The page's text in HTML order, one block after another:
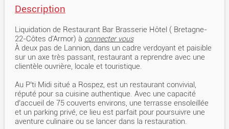
Description
Liquidation de Restaurant Bar Brasserie Hôtel ( Bretagne-
22-Côtes d'Armor) à connecter vous
À deux pas de Lannion, dans un cadre verdoyant et paisible
sur un axe très passant, restaurant a reprendre avec une
clientèle ouvrière, locale et touristique.
Au P’ti Midi situé a Rospez, est un restaurant convivial,
réputé pour sa cuisine authentique. Avec une capacité
d’accueil de 75 couverts environs, une terrasse ensoleillée
et un parking privé, ce lieu est parfait pour poursuivre une
aventure culinaire ou se lancer dans la restauration.